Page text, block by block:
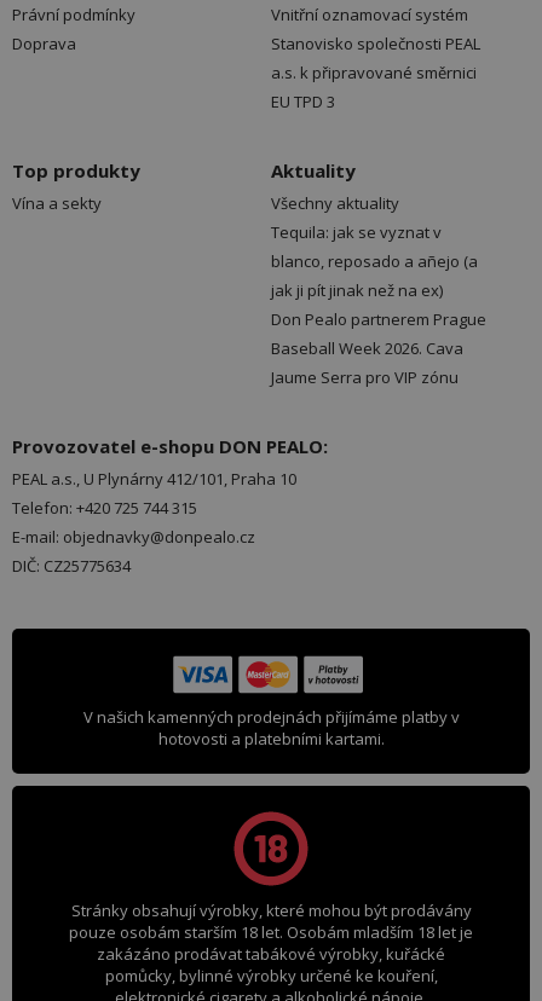
Právní podmínky
Doprava
Vnitřní oznamovací systém
Stanovisko společnosti PEAL
a.s. k připravované směrnici
EU TPD 3
Top produkty
Vína a sekty
Aktuality
Všechny aktuality
Tequila: jak se vyznat v
blanco, reposado a añejo (a
jak ji pít jinak než na ex)
Don Pealo partnerem Prague
Baseball Week 2026. Cava
Jaume Serra pro VIP zónu
Provozovatel e-shopu DON PEALO:
PEAL a.s., U Plynárny 412/101, Praha 10
Telefon: +420 725 744 315
E-mail: objednavky@donpealo.cz
DIČ: CZ25775634
V našich kamenných prodejnách přijímáme platby v
hotovosti a platebními kartami.
Stránky obsahují výrobky, které mohou být prodávány
pouze osobám starším 18 let. Osobám mladším 18 let je
zakázáno prodávat tabákové výrobky, kuřácké
pomůcky, bylinné výrobky určené ke kouření,